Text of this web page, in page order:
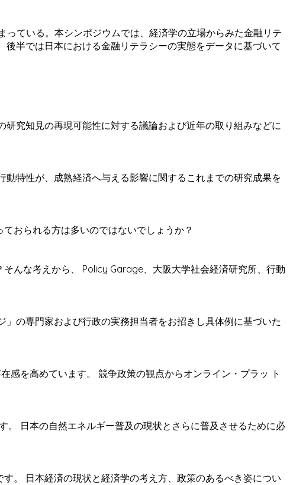
ている。本シンポジウムでは、経済学の立場からみた金融リテ
半では日本における金融リテラシーの実態をデータに基づいて
究知見の再現可能性に対する議論および近年の取り組みなどに
特性が、成熟経済へ与える影響に関するこれまでの研究成果を
おられる方は多いのではないでしょうか？
んな考えから、 Policy Garage、大阪大学社会経済研究所、行動
の専門家および行政の実務担当者をお招きし具体例に基づいた
感を高めています。 競争政策の観点からオンライン・プラッ ト
日本の自然エネルギー普及の現状とさらに普及させるために必
。 日本経済の現状と経済学の考え方、政策のあるべき姿につい